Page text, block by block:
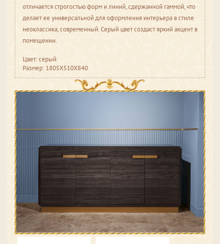
отличается строгостью форм и линий, сдержанной гаммой, что
делает ее универсальной для оформления интерьера в стиле
неоклассика, современный. Серый цвет создаст яркий акцент в
помещении.
Цвет: серый
Размер: 1805X510X840